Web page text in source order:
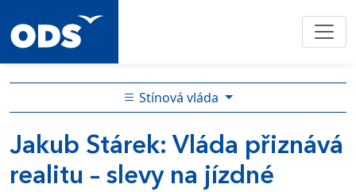
Stínová vláda
Jakub Stárek: Vláda přiznává
realitu – slevy na jízdné